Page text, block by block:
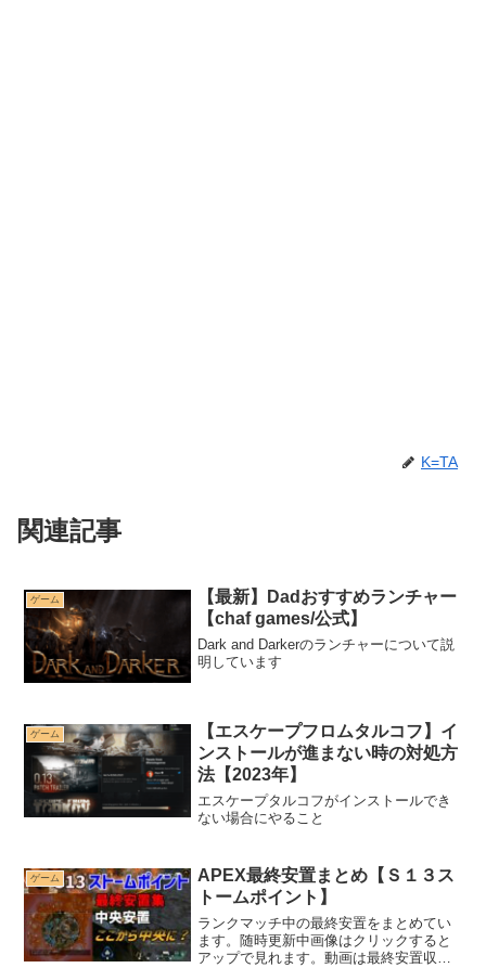
K=TA
関連記事
ゲーム
【最新】Dadおすすめランチャー
【chaf games/公式】
Dark and Darkerのランチャーについて説
明しています
ゲーム
【エスケープフロムタルコフ】イ
ンストールが進まない時の対処方
法【2023年】
エスケープタルコフがインストールでき
ない場合にやること
ゲーム
APEX最終安置まとめ【Ｓ１３ス
トームポイント】
ランクマッチ中の最終安置をまとめてい
ます。随時更新中画像はクリックすると
アップで見れます。動画は最終安置収縮